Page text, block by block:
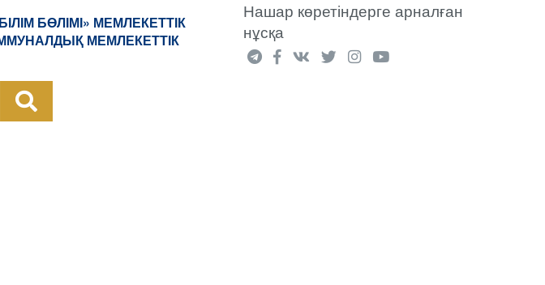
БӨЛІМІ» МЕМЛЕКЕТТІК
МЕМЛЕКЕТТІК
Нашар көретіндерге арналған
нұсқа